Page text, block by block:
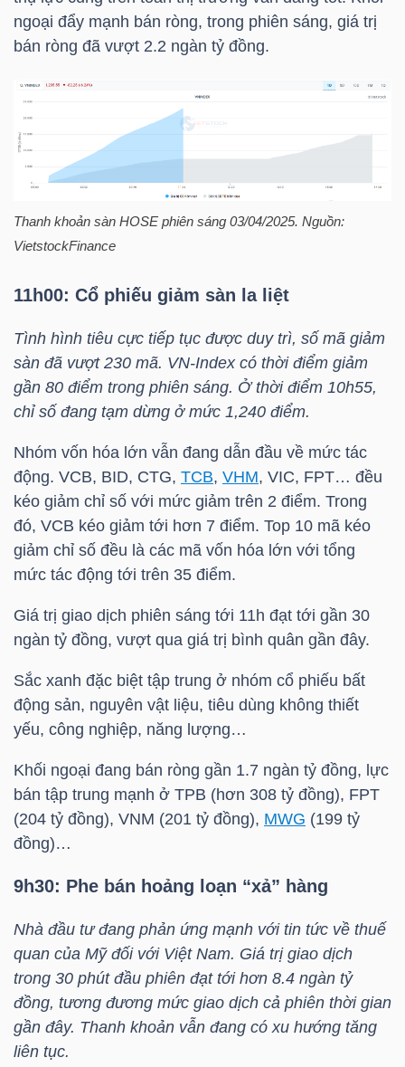
ngoại đẩy mạnh bán ròng, trong phiên sáng, giá trị
bán ròng đã vượt 2.2 ngàn tỷ đồng.
Thanh khoản sàn HOSE phiên sáng 03/04/2025. Nguồn:
VietstockFinance
11h00: Cổ phiếu giảm sàn la liệt
Tình hình tiêu cực tiếp tục được duy trì, số mã giảm
sàn đã vượt 230 mã. VN-Indexcó thời điểm giảm
gần 80 điểm trong phiên sáng. Ở thời điểm 10h55,
chỉ số đang tạm dừng ở mức 1,240 điểm.
Nhóm vốn hóa lớn vẫn đang dẫn đầu về mức tác
động. VCB, BID, CTG, TCB, VHM, VIC, FPT… đều
kéo giảm chỉ số với mức giảm trên 2 điểm. Trong
đó, VCB kéo giảm tới hơn 7 điểm. Top 10 mã kéo
giảm chỉ số đều là các mã vốn hóa lớn với tổng
mức tác động tới trên 35 điểm.
Giá trị giao dịch phiên sáng tới 11h đạt tới gần 30
ngàn tỷ đồng, vượt qua giá trị bình quân gần đây.
Sắc xanh đặc biệt tập trung ở nhóm cổ phiếu bất
động sản, nguyên vật liệu, tiêu dùng không thiết
yếu, công nghiệp, năng lượng…
Khối ngoại đang bán ròng gần 1.7 ngàn tỷ đồng, lực
bán tập trung mạnh ở TPB (hơn 308 tỷ đồng), FPT
(204 tỷ đồng), VNM (201 tỷ đồng), MWG (199 tỷ
đồng)…
9h30: Phe bán hoảng loạn “xả” hàng
Nhà đầu tư đang phản ứng mạnh với tin tức về thuế
quan của Mỹ đối với Việt Nam. Giá trị giao dịch
trong 30 phút đầu phiên đạt tới hơn 8.4 ngàn tỷ
đồng, tương đương mức giao dịch cả phiên thời gian
gần đây. Thanh khoản vẫn đang có xu hướng tăng
liên tục.
YẾU
THIẾT
CHĂM
SÓC
SỨC
KHỎE
CÔNG
NGHỆ
THÔNG
TIN
DỊCH
VỤ
THÔNG
TIỆN
ÍCH